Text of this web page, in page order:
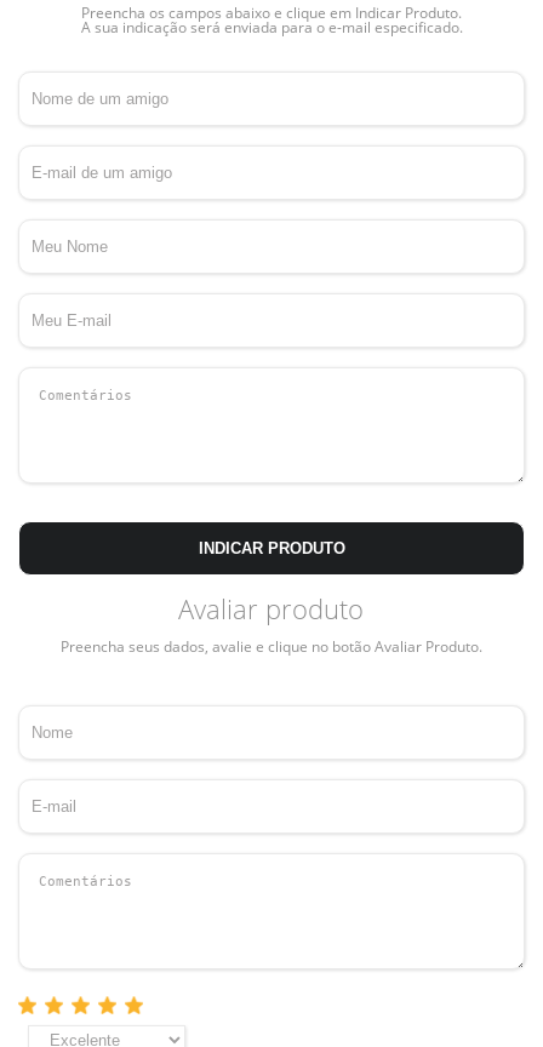
Preencha os campos abaixo e clique em Indicar Produto.
A sua indicação será enviada para o e-mail especificado.
INDICAR PRODUTO
Avaliar produto
Preencha seus dados, avalie e clique no botão Avaliar Produto.